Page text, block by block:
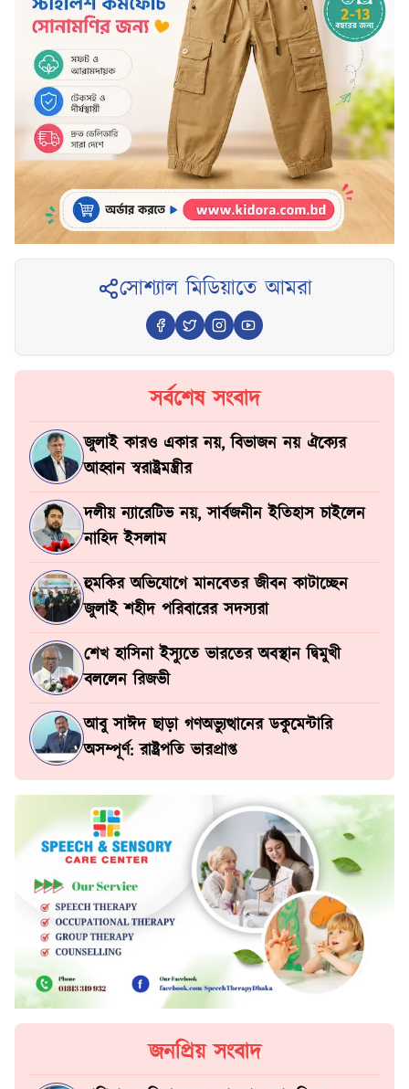
সোশ্যাল মিডিয়াতে আমরা
সর্বশেষ সংবাদ
জুলাই কারও একার নয়, বিভাজন নয় ঐক্যের
আহ্বান স্বরাষ্ট্রমন্ত্রীর
দলীয় ন্যারেটিভ নয়, সার্বজনীন ইতিহাস চাইলেন
নাহিদ ইসলাম
হুমকির অভিযোগে মানবেতর জীবন কাটাচ্ছেন
জুলাই শহীদ পরিবারের সদস্যরা
শেখ হাসিনা ইস্যুতে ভারতের অবস্থান দ্বিমুখী
বললেন রিজভী
আবু সাঈদ ছাড়া গণঅভ্যুত্থানের ডকুমেন্টারি
অসম্পূর্ণ: রাষ্ট্রপতি ভারপ্রাপ্ত
জনপ্রিয় সংবাদ